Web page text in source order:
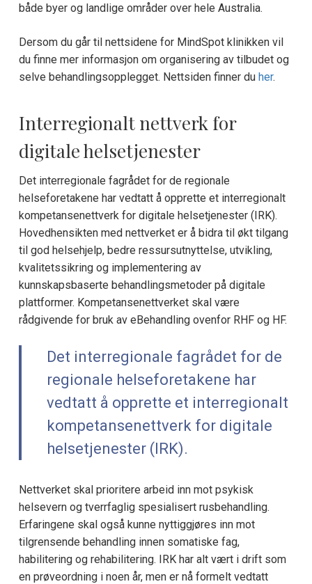
både byer og landlige områder over hele Australia.
Dersom du går til nettsidene for MindSpot klinikken vil
du finne mer informasjon om organisering av tilbudet og
selve behandlingsopplegget. Nettsiden finner duher.
Interregionalt nettverk for
digitale helsetjenester
Det interregionale fagrådet for de regionale
helseforetakene har vedtatt å opprette et interregionalt
kompetansenettverk for digitale helsetjenester (IRK).
Hovedhensikten med nettverket er å bidra til økt tilgang
til god helsehjelp, bedre ressursutnyttelse, utvikling,
kvalitetssikring og implementering av
kunnskapsbaserte behandlingsmetoder på digitale
plattformer. Kompetansenettverket skal være
rådgivende for bruk av eBehandling ovenfor RHF og HF.
Det interregionale fagrådet for de
regionale helseforetakene har
vedtatt å opprette et interregionalt
kompetansenettverk for digitale
helsetjenester (IRK).
Nettverket skal prioritere arbeid inn mot psykisk
helsevern og tverrfaglig spesialisert rusbehandling.
Erfaringene skal også kunne nyttiggjøres inn mot
tilgrensende behandling innen somatiske fag,
habilitering og rehabilitering. IRK har alt vært i drift som
en prøveordning i noen år, men er nå formelt vedtatt